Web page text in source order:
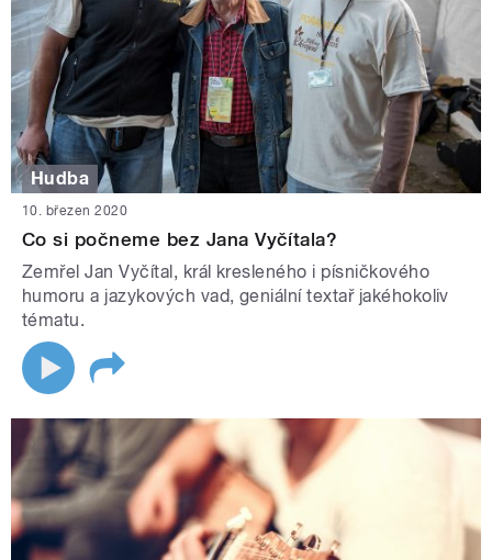
Hudba
10. březen 2020
Co si počneme bez Jana Vyčítala?
Zemřel Jan Vyčítal, král kresleného i písničkového
humoru a jazykových vad, geniální textař jakéhokoliv
tématu.